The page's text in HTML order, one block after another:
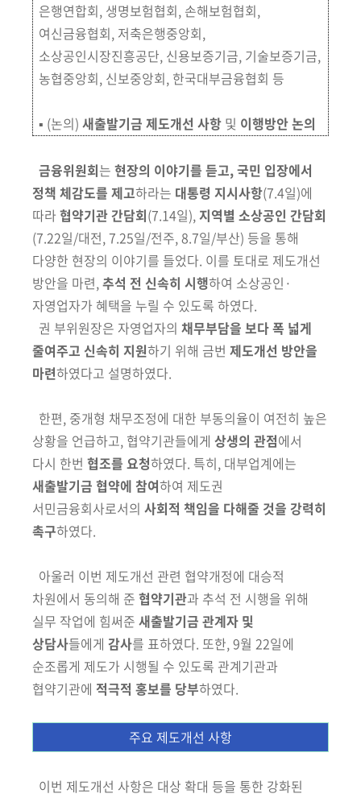
은행연합회, 생명보험협회, 손해보험협회,
여신금융협회, 저축은행중앙회,
소상공인시장진흥공단, 신용보증기금, 기술보증기금,
농협중앙회, 신보중앙회, 한국대부금융협회 등
▪ (논의) 새출발기금 제도개선 사항및 이행방안 논의
금융위원회는 현장의 이야기를 듣고, 국민 입장에서
정책 체감도를 제고하라는 대통령 지시사항(7.4일)에
따라 협약기관 간담회(7.14일),지역별 소상공인 간담회
(7.22일/대전,7.25일/전주, 8.7일/부산) 등을 통해
다양한 현장의 이야기를 들었다. 이를 토대로 제도개선
방안을 마련,추석 전 신속히 시행하여 소상공인·
자영업자가 혜택을 누릴 수 있도록 하였다.
권 부위원장은 자영업자의 채무부담을 보다 폭 넓게
줄여주고 신속히 지원하기 위해 금번 제도개선 방안을
마련하였다고 설명하였다.
한편, 중개형 채무조정에 대한 부동의율이 여전히 높은
상황을 언급하고, 협약기관들에게 상생의 관점에서
다시 한번 협조를 요청하였다. 특히, 대부업계에는
새출발기금 협약에 참여하여 제도권
서민금융회사로서의 사회적 책임을 다해줄 것을 강력히
촉구하였다.
아울러 이번 제도개선 관련 협약개정에 대승적
차원에서 동의해 준 협약기관과 추석 전 시행을 위해
실무 작업에 힘써준 새출발기금 관계자 및
상담사들에게 감사를 표하였다. 또한, 9월 22일에
순조롭게 제도가 시행될 수 있도록 관계기관과
협약기관에 적극적 홍보를 당부하였다.
주요 제도개선 사항
이번 제도개선 사항은 대상 확대 등을 통한 강화된